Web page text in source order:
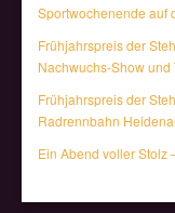
Sportwochenende auf
Frühjahrspreis der
Nachwuchs-Show
Frühjahrspreis der
Radrennbahn
Ein Abend voller Stolz